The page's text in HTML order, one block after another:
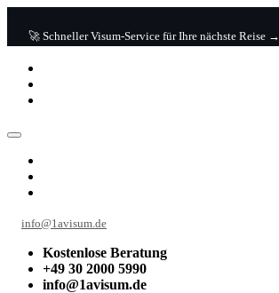
🚀 Schneller Visum-Service für Ihre nächste Reise →
info@1avisum.de
Kostenlose Beratung
+49 30 2000 5990
info@1avisum.de